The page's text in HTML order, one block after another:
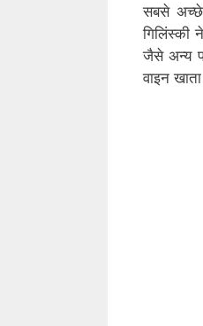
सबसे
गिलिंस्की
जैसे अन्य
वाइन